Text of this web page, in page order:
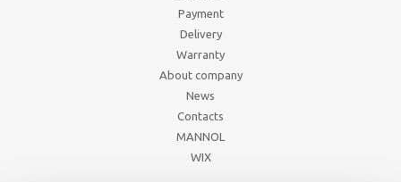
Payment
Delivery
Warranty
About company
News
Contacts
MANNOL
WIX